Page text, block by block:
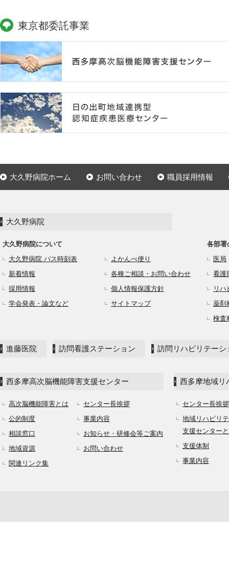
東京都委託事業
大久野病院ホーム お問い合わせ 職員採用情報
大久野病院
大久野病院について
大久野病院 バス時刻表
よかんべ便り
新着情報
各種ご相談・お問い合わせ
採用情報
個人情報保護方針
学会発表・論文など
サイトマップ
各部署
医局
看護
リ
薬剤
検査
進藤医院 訪問看護ステーション 訪問リハビリテーシ
西多摩高次脳機能障害支援センター
高次脳機能障害とは
公的制度
相談窓口
地域資源
関連リンク集
センター長挨拶
事業内容
お知らせ・研修会等ご案内
お問い合わせ
西多摩地域リ
センター長挨拶
地域リハビリ
支援センター
支援体制
事業内容